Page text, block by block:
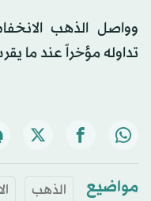
وواصل الذهب
تداوله مؤخراً عند ما يقرب من 4330
مواضيع الذهب